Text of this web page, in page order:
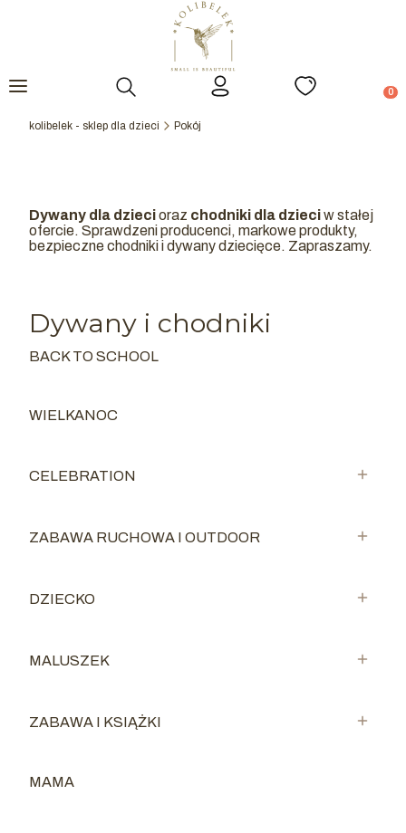
Otwórz wyszukiwarkę
kolibelek - sklep dla dzieci Pokój
Dywany dla dziecioraz chodniki dla dzieciw stałej
ofercie. Sprawdzeni producenci, markowe produkty,
bezpieczne chodniki i dywany dziecięce. Zapraszamy.
Dywany i chodniki
Kategoria - BACK TO SCHOOL
BACK TO SCHOOL
Kategoria - WIELKANOC
WIELKANOC
Kategoria - CELEBRATION
CELEBRATION
Kategoria - ZABAWA RUCHOWA I OUTDOOR
ZABAWA RUCHOWA I OUTDOOR
Kategoria - DZIECKO
DZIECKO
Kategoria - MALUSZEK
MALUSZEK
Kategoria - ZABAWA I KSIĄŻKI
ZABAWA I KSIĄŻKI
Kategoria - MAMA
MAMA